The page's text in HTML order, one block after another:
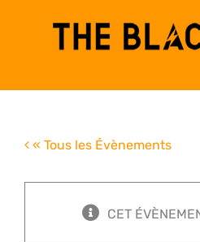
« Tous les Évènements
CET